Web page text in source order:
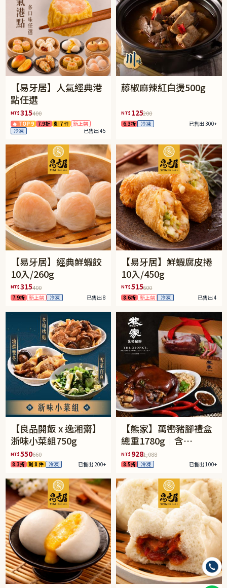
【易牙居】人氣經典港
點任選
NT$315400
🔥 TOP 9 7.9折 剩 7 件 新上架
冷凍
已售出 45
藤椒麻辣紅白燙500g
NT$ 125200
6.3折 冷凍 已售出 300+
【易牙居】經典鮮蝦餃
10入/260g
NT$315400
7.9折 新上架 冷凍 已售出 8
【易牙居】鮮蝦腐皮捲
10入/450g
NT$515600
8.6折 新上架 冷凍 已售出 4
【良品開飯 x 逸湘齋】
浙味小菜組750g
NT$550660
8.3折 剩 8 件 冷凍 已售出 200+
【熊家】萬巒豬腳禮盒
總重1780g｜含
1340±5%豬腳含骨
+240g醬包+200g麵線
NT$ 9281,088
8.5折 冷凍 已售出 100+